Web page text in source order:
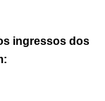
ingressos dos